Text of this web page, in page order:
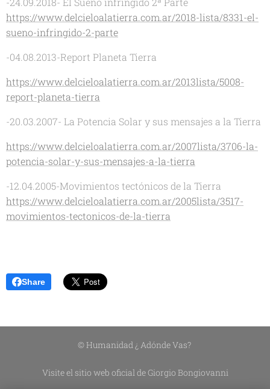
https://www.delcieloalatierra.com.ar/2018-lista/8331-el-
sueno-infringido-2-parte
-04.08.2013-Report Planeta Tierra
https://www.delcieloalatierra.com.ar/2013lista/5008-
report-planeta-tierra
-20.03.2007- La Potencia Solar y sus mensajes a la Tierra
https://www.delcieloalatierra.com.ar/2007lista/3706-la-
potencia-solar-y-sus-mensajes-a-la-tierra
-12.04.2005-Movimientos tectónicos de la Tierra
https://www.delcieloalatierra.com.ar/2005lista/3517-
movimientos-tectonicos-de-la-tierra
Share
© Humanidad ¿ Adónde Vas?
Visite el sitio web oficial de Giorgio Bongiovanni